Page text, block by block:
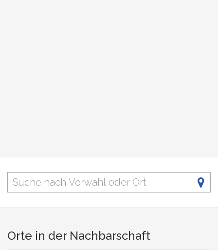
Orte in der Nachbarschaft